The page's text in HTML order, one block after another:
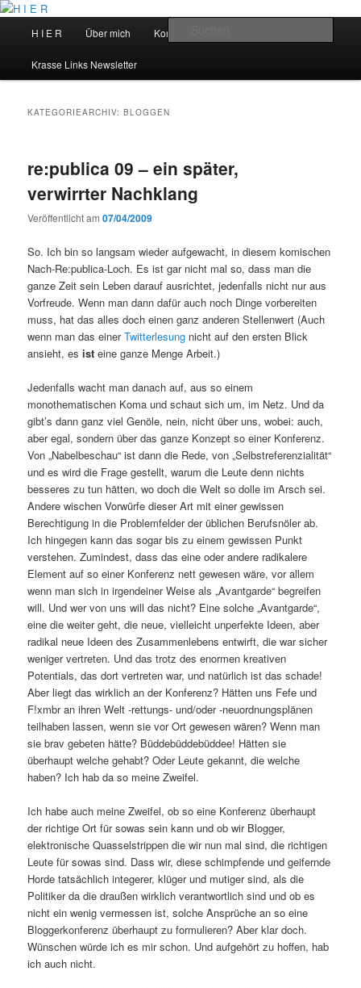
Zum
springen
Zum
springenH I E R
H I E R Über mich Kontakt
Krasse Links Newsletter
KATEGORIEARCHIV:BLOGGEN
re:publica 09 – ein später,
verwirrter Nachklang
Veröffentlicht am07/04/2009
So. Ich bin so langsam wieder aufgewacht, in diesem komischen
Nach-Re:publica-Loch. Es ist gar nicht mal so, dass man die
ganze Zeit sein Leben darauf ausrichtet, jedenfalls nicht nur aus
Vorfreude. Wenn man dann dafür auch noch Dinge vorbereiten
muss, hat das alles doch einen ganz anderen Stellenwert (Auch
wenn man das einerTwitterlesung nicht auf den ersten Blick
ansieht, esist eine ganze Menge Arbeit.)
Jedenfalls wacht man danach auf, aus so einem
monothematischen Koma und schaut sich um, im Netz. Und da
gibt’s dann ganz viel Genöle, nein, nicht über uns, wobei: auch,
aber egal, sondern über das ganze Konzept so einer Konferenz.
Von „Nabelbeschau“ ist dann die Rede, von „Selbstreferenzialität“
und es wird die Frage gestellt, warum die Leute denn nichts
besseres zu tun hätten, wo doch die Welt so dolle im Arsch sei.
Andere wischen Vorwürfe dieser Art mit einer gewissen
Berechtigung in die Problemfelder der üblichen Berufsnöler ab.
Ich hingegen kann das sogar bis zu einem gewissen Punkt
verstehen. Zumindest, dass das eine oder andere radikalere
Element auf so einer Konferenz nett gewesen wäre, vor allem
wenn man sich in irgendeiner Weise als „Avantgarde“ begreifen
will. Und wer von uns will das nicht? Eine solche „Avantgarde“,
eine die weiter geht, die neue, vielleicht unperfekte Ideen, aber
radikal neue Ideen des Zusammenlebens entwirft, die war sicher
weniger vertreten. Und das trotz des enormen kreativen
Potentials, das dort vertreten war, und natürlich ist das schade!
Aber liegt das wirklich an der Konferenz? Hätten uns Fefe und
F!xmbr an ihren Welt -rettungs- und/oder -neuordnungsplänen
teilhaben lassen, wenn sie vor Ort gewesen wären? Wenn man
sie brav gebeten hätte? Büddebüddebüddee! Hätten sie
überhaupt welche gehabt? Oder Leute gekannt, die welche
haben? Ich hab da so meine Zweifel.
Ich habe auch meine Zweifel, ob so eine Konferenz überhaupt
der richtige Ort für sowas sein kann und ob wir Blogger,
elektronische Quasselstrippen die wir nun mal sind, die richtigen
Leute für sowas sind. Dass wir, diese schimpfende und geifernde
Horde tatsächlich integerer, klüger und mutiger sind, als die
Politiker da die draußen wirklich verantwortlich sind und ob es
nicht ein wenig vermessen ist, solche Ansprüche an so eine
Bloggerkonferenz überhaupt zu formulieren? Aber klar doch.
Wünschen würde ich es mir schon. Und aufgehört zu hoffen, hab
ich auch nicht.